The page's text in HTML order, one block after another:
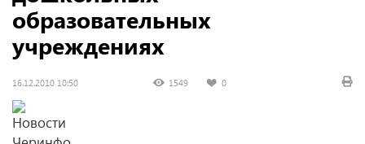
образовательных
учреждениях
16.12.2010 10:50 1549 0